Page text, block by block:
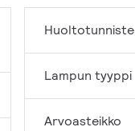
Huoltotunniste
Lampun tyyppi
Arvoasteikko